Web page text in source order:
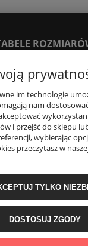
ORAZ CZAS I
DOSTAWY
KONTAKT
/ ZWROTY /
REGULAMINY
TADEUSZA 16C /
im technologie
nam
i przejść do sklepu
wybierając
przeczytasz w
TYLKO
DOSTOSUJ ZGODY